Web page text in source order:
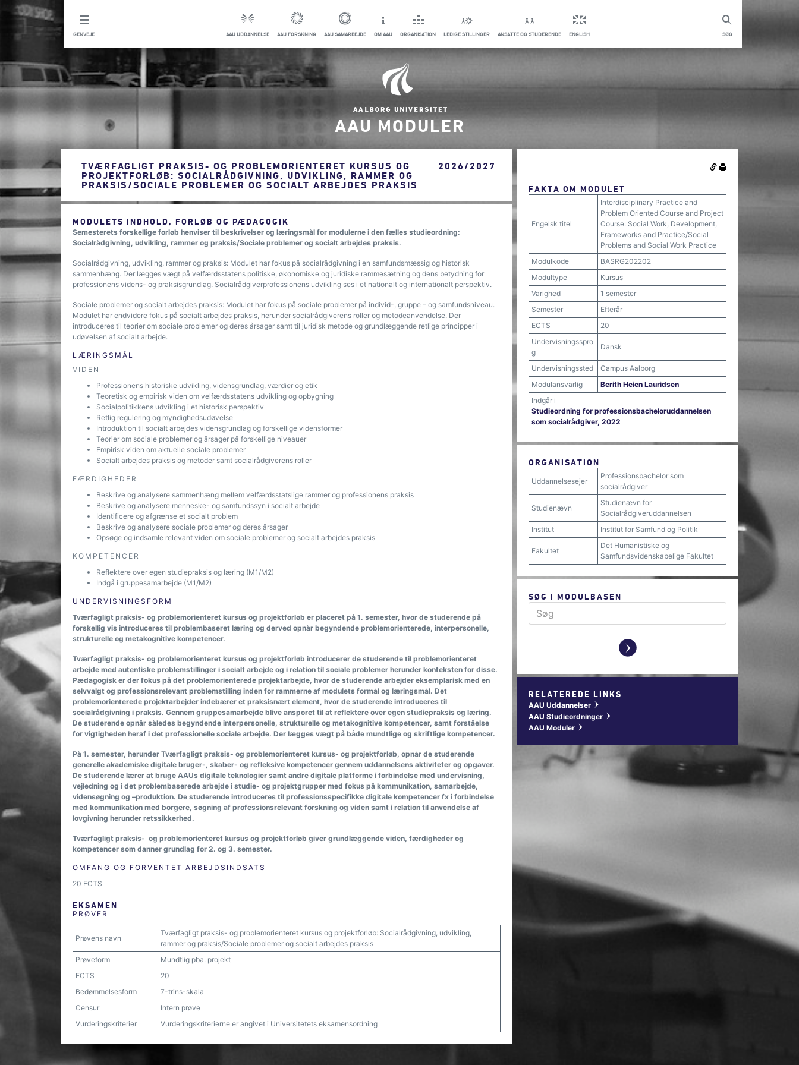
SØG
GENVEJE AAU UDDANNELSE AAU FORSKNING AAU SAMARBEJDE OM AAU ORGANISATION LEDIGE STILLINGER ANSATTE OG STUDERENDE ENGLISH
AAU MODULER
TVÆRFAGLIGT PRAKSIS- OG PROBLEMORIENTERET KURSUS OG
PROJEKTFORLØB: SOCIALRÅDGIVNING, UDVIKLING, RAMMER OG
PRAKSIS/SOCIALE PROBLEMER OG SOCIALT ARBEJDES PRAKSIS
2026/2027
MODULETS INDHOLD, FORLØB OG PÆDAGOGIK
Semesterets forskellige forløb henviser til beskrivelser og læringsmål for modulerne i den fælles studieordning:
Socialrådgivning, udvikling, rammer og praksis/Sociale problemer og socialt arbejdes praksis.
Socialrådgivning, udvikling, rammer og praksis: Modulet har fokus på socialrådgivning i en samfundsmæssig og historisk
sammenhæng. Der lægges vægt på velfærdsstatens politiske, økonomiske og juridiske rammesætning og dens betydning for
professionens videns- og praksisgrundlag. Socialrådgiverprofessionens udvikling ses i et nationalt og internationalt perspektiv.
Sociale problemer og socialt arbejdes praksis: Modulet har fokus på sociale problemer på individ-, gruppe – og samfundsniveau.
Modulet har endvidere fokus på socialt arbejdes praksis, herunder socialrådgiverens roller og metodeanvendelse. Der
introduceres til teorier om sociale problemer og deres årsager samt til juridisk metode og grundlæggende retlige principper i
udøvelsen af socialt arbejde.
LÆRINGSMÅL
VIDEN
Professionens historiske udvikling, vidensgrundlag, værdier og etik
Teoretisk og empirisk viden om velfærdsstatens udvikling og opbygning
Socialpolitikkens udvikling i et historisk perspektiv
Retlig regulering og myndighedsudøvelse
Introduktion til socialt arbejdes vidensgrundlag og forskellige vidensformer
Teorier om sociale problemer og årsager på forskellige niveauer
Empirisk viden om aktuelle sociale problemer
Socialt arbejdes praksis og metoder samt socialrådgiverens roller
FÆRDIGHEDER
Beskrive og analysere sammenhæng mellem velfærdsstatslige rammer og professionens praksis
Beskrive og analysere menneske- og samfundssyn i socialt arbejde
Identificere og afgrænse et socialt problem
Beskrive og analysere sociale problemer og deres årsager
Opsøge og indsamle relevant viden om sociale problemer og socialt arbejdes praksis
KOMPETENCER
Reflektere over egen studiepraksis og læring (M1/M2)
Indgå i gruppesamarbejde (M1/M2)
UNDERVISNINGSFORM
Tværfagligt praksis- og problemorienteret kursus og projektforløb er placeret på 1. semester, hvor de studerende på
forskellig vis introduceres til problembaseret læring og derved opnår begyndende problemorienterede, interpersonelle,
strukturelle og metakognitive kompetencer.
Tværfagligt praksis- og problemorienteret kursus og projektforløb introducerer de studerende til problemorienteret
arbejde med autentiske problemstillinger i socialt arbejde og i relation til sociale problemer herunder konteksten for disse.
Pædagogisk er der fokus på det problemorienterede projektarbejde, hvor de studerende arbejder eksemplarisk med en
selvvalgt og professionsrelevant problemstilling inden for rammerne af modulets formål og læringsmål. Det
problemorienterede projektarbejder indebærer et praksisnært element, hvor de studerende introduceres til
socialrådgivning i praksis. Gennem gruppesamarbejde blive ansporet til at reflektere over egen studiepraksis og læring.
De studerende opnår således begyndende interpersonelle, strukturelle og metakognitive kompetencer, samt forståelse
for vigtigheden heraf i det professionelle sociale arbejde. Der lægges vægt på både mundtlige og skriftlige kompetencer.
På 1. semester, herunder Tværfagligt praksis- og problemorienteret kursus- og projektforløb, opnår de studerende
generelle akademiske digitale bruger-, skaber- og refleksive kompetencer gennem uddannelsens aktiviteter og opgaver.
De studerende lærer at bruge AAUs digitale teknologier samt andre digitale platforme i forbindelse med undervisning,
vejledning og i det problembaserede arbejde i studie- og projektgrupper med fokus på kommunikation, samarbejde,
vidensøgning og –produktion. De studerende introduceres til professionsspecifikke digitale kompetencer fx i forbindelse
med kommunikation med borgere, søgning af professionsrelevant forskning og viden samt i relation til anvendelse af
lovgivning herunder retssikkerhed.
Tværfagligt praksis- og problemorienteret kursus og projektforløb giver grundlæggende viden, færdigheder og
kompetencer som danner grundlag for 2. og 3. semester.
OMFANG OG FORVENTET ARBEJDSINDSATS
20 ECTS
EKSAMEN
PRØVER
Prøvens navn
Tværfagligt praksis- og problemorienteret kursus og projektforløb: Socialrådgivning, udvikling,
rammer og praksis/Sociale problemer og socialt arbejdes praksis
Prøveform
Mundtlig pba. projekt
ECTS
20
Bedømmelsesform
7-trins-skala
Censur
Intern prøve
Vurderingskriterier
Vurderingskriterierne er angivet i Universitetets eksamensordning
FAKTA OM MODULET
Engelsk titel
Interdisciplinary Practice and
Problem Oriented Course and Project
Course: Social Work, Development,
Frameworks and Practice/Social
Problems and Social Work Practice
Modulkode
BASRG202202
Modultype
Kursus
Varighed
1 semester
Semester
Efterår
ECTS
20
Undervisningsspro
g
Dansk
Undervisningssted
Campus Aalborg
Modulansvarlig
Berith Heien Lauridsen
Indgår i
Studieordning for professionsbacheloruddannelsen
som socialrådgiver, 2022
ORGANISATION
Uddannelsesejer
Professionsbachelor som
socialrådgiver
Studienævn
Studienævn for
Socialrådgiveruddannelsen
Institut
Institut for Samfund og Politik
Fakultet
Det Humanistiske og
Samfundsvidenskabelige Fakultet
SØG I MODULBASEN
y
RELATEREDE LINKS
AAU Uddannelser w
AAU Studieordninger w
AAU Moduler w